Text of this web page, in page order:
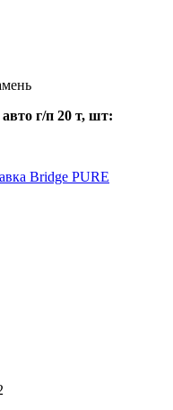
г/п 20 т, шт:
Bridge PURE